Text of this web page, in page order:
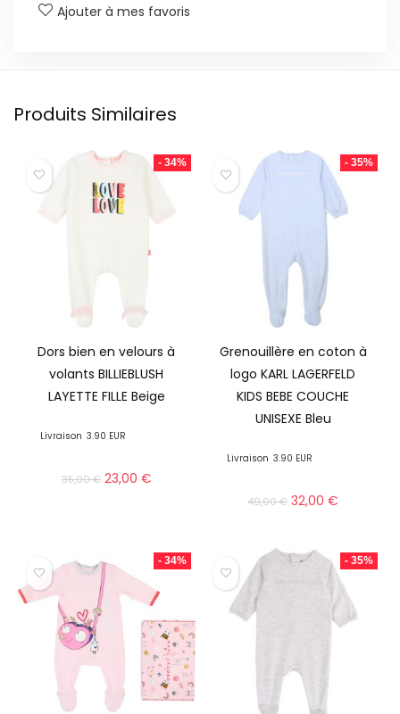
Ajouter à mes favoris
Produits Similaires
- 34%
Dors bien en velours à
volants BILLIEBLUSH
LAYETTE FILLE Beige
Livraison 3.90 EUR
35,00€ 23,00 €
- 35%
Grenouillère en coton à
logo KARL LAGERFELD
KIDS BEBE COUCHE
UNISEXE Bleu
Livraison 3.90 EUR
49,00€ 32,00€
- 34% - 35%